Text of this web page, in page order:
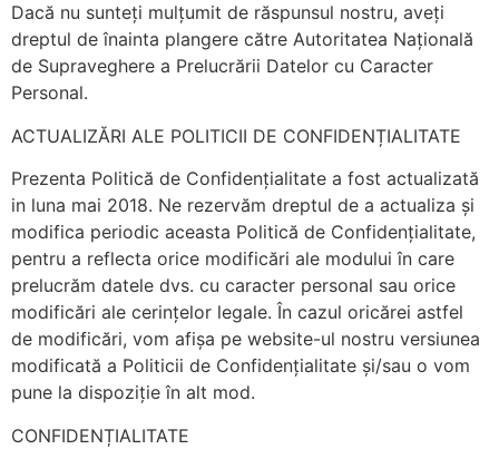
Dacă nu sunteți mulțumit de răspunsul nostru, aveți
dreptul de înainta plangere către Autoritatea Națională
de Supraveghere a Prelucrării Datelor cu Caracter
Personal.
ACTUALIZĂRI ALE POLITICII DE CONFIDENȚIALITATE
Prezenta Politică de Confidențialitate a fost actualizată
in luna mai 2018. Ne rezervăm dreptul de a actualiza și
modifica periodic aceasta Politică de Confidențialitate,
pentru a reflecta orice modificări ale modului în care
prelucrăm datele dvs. cu caracter personal sau orice
modificări ale cerințelor legale. În cazul oricărei astfel
de modificări, vom afișa pe website-ul nostru versiunea
modificată a Politicii de Confidențialitate și/sau o vom
pune la dispoziție în alt mod.
CONFIDENȚIALITATE